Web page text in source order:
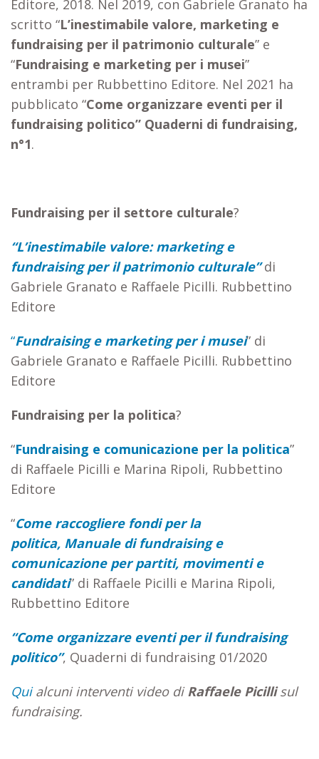
Editore, 2018. Nel 2019, con Gabriele Granato ha
scritto “L’inestimabile valore, marketing e
fundraising per il patrimonio culturale” e
“Fundraising e marketing per i musei”
entrambi per Rubbettino Editore. Nel 2021 ha
pubblicato “Come organizzare eventi per il
fundraising politico” Quaderni di fundraising,
n°1.
Fundraising per il settore culturale?
“L’inestimabile valore: marketing e
fundraising per il patrimonio culturale”di
Gabriele Granato e Raffaele Picilli. Rubbettino
Editore
“Fundraising e marketing per i musei” di
Gabriele Granato e Raffaele Picilli. Rubbettino
Editore
Fundraising per la politica?
“Fundraising e comunicazione per la politica”
di Raffaele Picilli e Marina Ripoli, Rubbettino
Editore
“Come raccogliere fondi per la
politica, Manuale di fundraising e
comunicazione per partiti, movimenti e
candidati” di Raffaele Picilli e Marina Ripoli,
Rubbettino Editore
“Come organizzare eventi per il fundraising
politico”, Quaderni di fundraising 01/2020
Quialcuni interventi video di Raffaele Picillisul
fundraising.